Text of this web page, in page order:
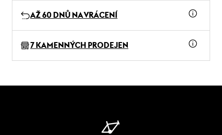
AŽ 60 DNŮ NA VRÁCENÍ
7 KAMENNÝCH PRODEJEN